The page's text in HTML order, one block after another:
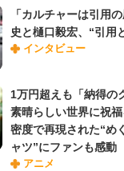
「カルチャーは引用
史と樋口毅宏、“引用
インタビュー
1万円超えも「納得の
素晴らしい世界に祝
密度で再現された“め
ャツ”にファンも感動
アニメ